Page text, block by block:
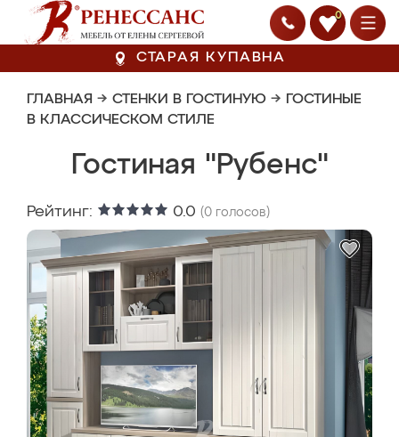
0
СТАРАЯ КУПАВНА
ГЛАВНАЯ → СТЕНКИ В ГОСТИНУЮ → ГОСТИНЫЕ
В КЛАССИЧЕСКОМ СТИЛЕ
Гостиная "Рубенс"
Рейтинг: 0.0 (0 голосов)